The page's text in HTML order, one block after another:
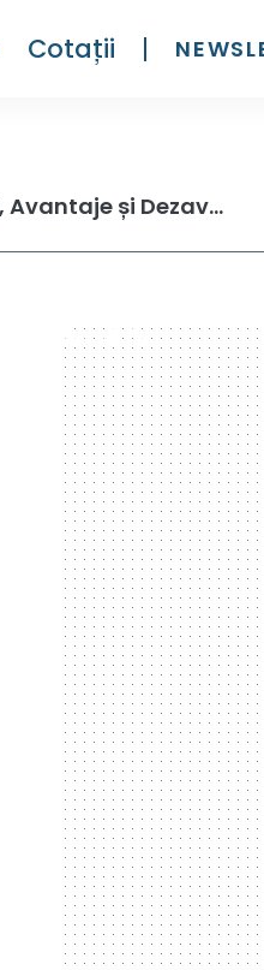
Cotații
Acțiuni Blue-Chip: Tot ce Trebuie Să Știi (Caracteristici, Avantaje și Dezavantaje)
300 x 600